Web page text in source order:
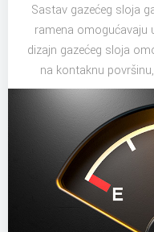
Sastav gazećeg sloja
ramena omogućavaju
dizajn gazećeg sloja
na kontaknu